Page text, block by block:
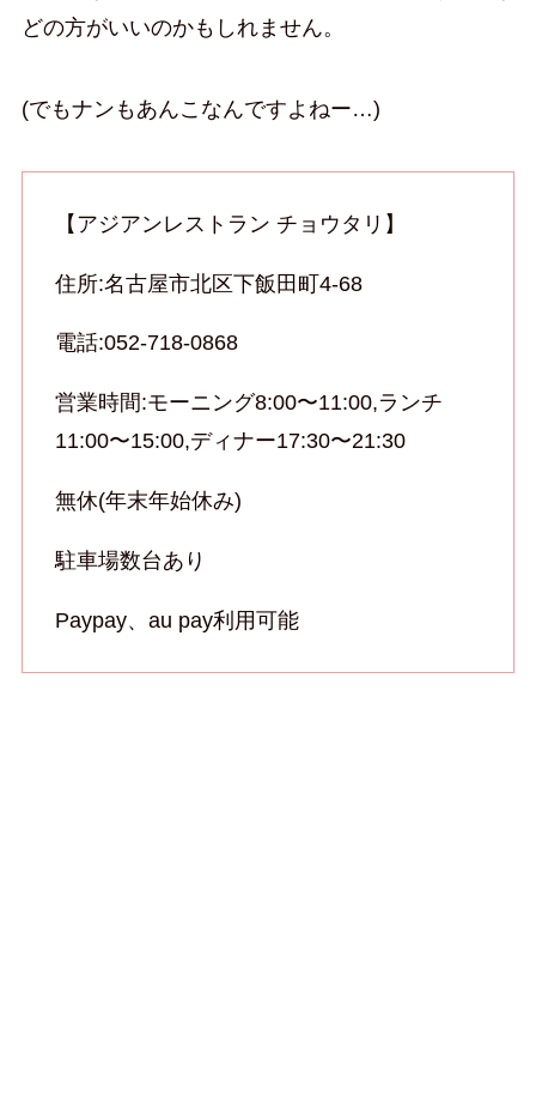
どの方がいいのかもしれません。
(でもナンもあんこなんですよねー…)
【アジアンレストラン チョウタリ】
住所:名古屋市北区下飯田町4-68
電話:052-718-0868
営業時間:モーニング8:00〜11:00,ランチ
11:00〜15:00,ディナー17:30〜21:30
無休(年末年始休み)
駐車場数台あり
Paypay、au pay利用可能